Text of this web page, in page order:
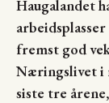
Haugalandet
fremst god
Næringslivet i
siste tre